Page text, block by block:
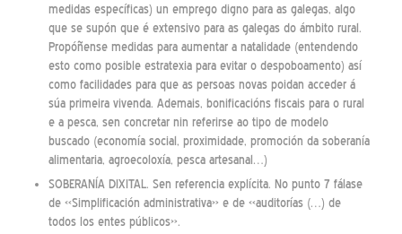
medidas específicas) un emprego digno para as galegas, algo
que se supón que é extensivo para as galegas do ámbito rural.
Propóñense medidas para aumentar a natalidade (entendendo
esto como posible estratexia para evitar o despoboamento) así
como facilidades para que as persoas novas poidan acceder á
súa primeira vivenda. Ademais, bonificacións fiscais para o rural
e a pesca, sen concretar nin referirse ao tipo de modelo
buscado (economía social, proximidade, promoción da soberanía
alimentaria, agroecoloxía, pesca artesanal…)
SOBERANÍA DIXITAL. Sen referencia explícita. No punto 7 fálase
de «Simplificación administrativa» e de «auditorías (…) de
todos los entes públicos».